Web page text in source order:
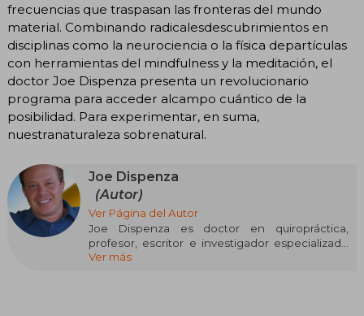
frecuencias que traspasan las fronteras del mundo
material. Combinando radicalesdescubrimientos en
disciplinas como la neurociencia o la física departículas
con herramientas del mindfulness y la meditación, el
doctor Joe Dispenza presenta un revolucionario
programa para acceder alcampo cuántico de la
posibilidad. Para experimentar, en suma,
nuestranaturaleza sobrenatural.
Joe Dispenza
(Autor)
Ver Página del Autor
Joe Dispenza es doctor en quiropráctica,
profesor, escritor e investigador especializado
en neurología, neurociencia, bioquímica y
Ver más